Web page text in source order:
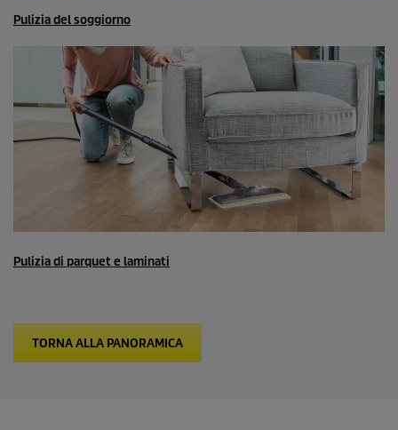
Pulizia del soggiorno
Pulizia di parquet e laminati
TORNA ALLA PANORAMICA